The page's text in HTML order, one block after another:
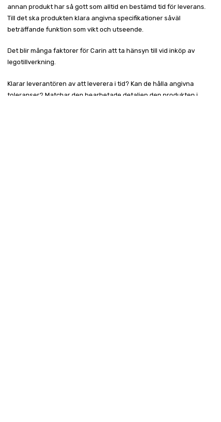
annan produkt har så gott som alltid en bestämd tid för leverans.
Till det ska produkten klara angivna specifikationer såväl
beträffande funktion som vikt och utseende.
Det blir många faktorer för Carin att ta hänsyn till vid inköp av
legotillverkning.
Klarar leverantören av att leverera i tid? Kan de hålla angivna
toleranser? Matchar den bearbetade detaljen den produkten i